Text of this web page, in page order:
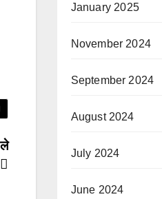
January 2025
November 2024
September 2024
August 2024
July 2024
June 2024